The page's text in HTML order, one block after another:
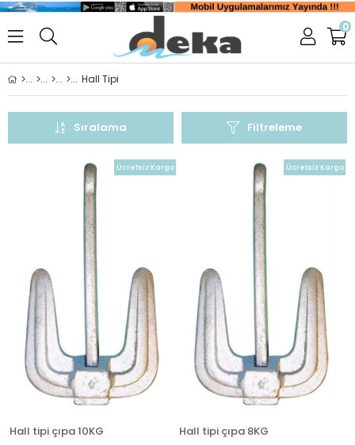
0
Hall Tipi
Filtreleme
Sıralama
Hall tipi çıpa 10KG
Ücretsiz Kargo
Hall tipi çıpa 8KG
Ücretsiz Kargo